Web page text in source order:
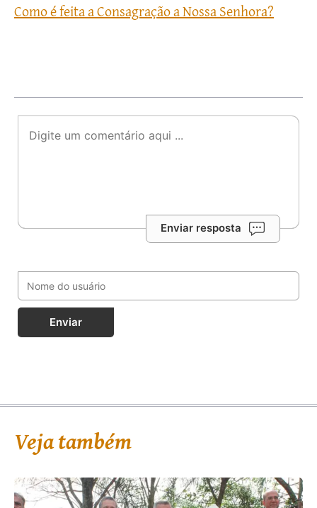
Como é feita a Consagração a Nossa Senhora?
Enviar resposta
Enviar
Veja também